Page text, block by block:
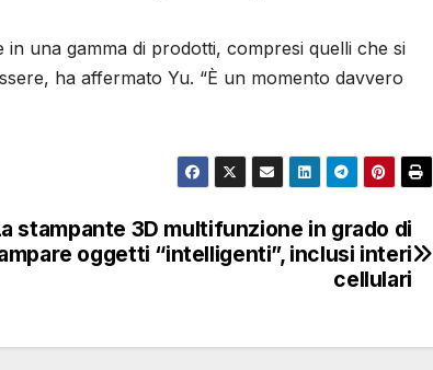
una gamma di prodotti, compresi quelli che si
ha affermato Yu. “È un momento davvero
stampante 3D multifunzione in grado di
oggetti “intelligenti”, inclusi interi
cellulari